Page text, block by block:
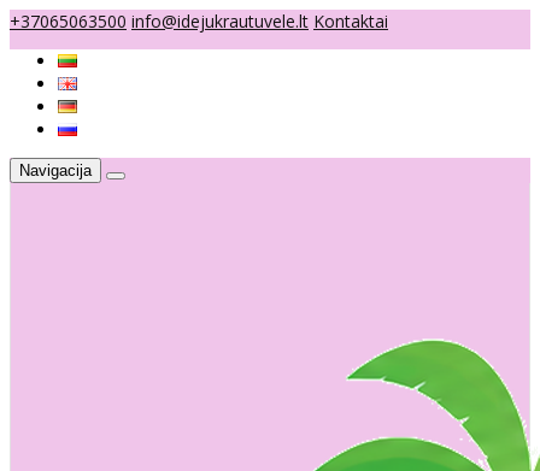
+37065063500 info@idejukrautuvele.lt Kontaktai
Navigacija